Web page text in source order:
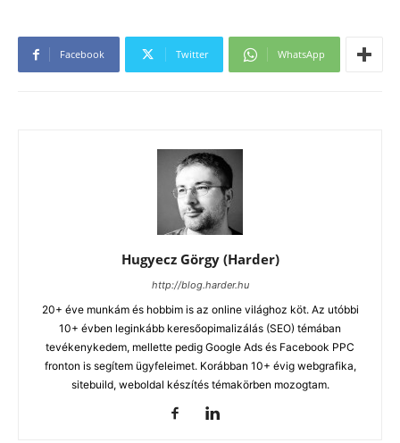
Facebook Twitter WhatsApp
Hugyecz Görgy (Harder)
http://blog.harder.hu
20+ éve munkám és hobbim is az online világhoz köt. Az utóbbi
10+ évben leginkább keresőopimalizálás (SEO) témában
tevékenykedem, mellette pedig Google Ads és Facebook PPC
fronton is segítem ügyfeleimet. Korábban 10+ évig webgrafika,
sitebuild, weboldal készítés témakörben mozogtam.